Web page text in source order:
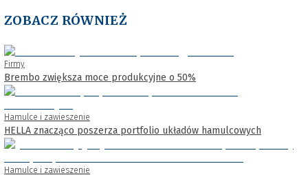
ZOBACZ RÓWNIEŻ
Firmy
Brembo zwiększa moce produkcyjne o 50%
Hamulce i zawieszenie
HELLA znacząco poszerza portfolio układów hamulcowych
Hamulce i zawieszenie